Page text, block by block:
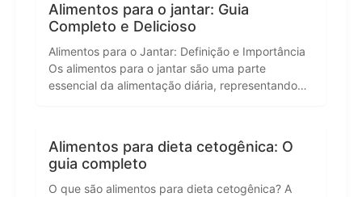
Alimentos para o jantar: Guia
Completo e Delicioso
Alimentos para o Jantar: Definição e Importância
Os alimentos para o jantar são uma parte
essencial da alimentação diária, representando…
Alimentos para dieta cetogênica: O
guia completo
O que são alimentos para dieta cetogênica? A